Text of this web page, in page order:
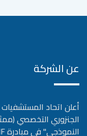
عن الشركة
الجنزوري التخصصي